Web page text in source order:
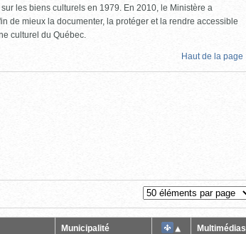
les biens culturels en 1979. En 2010, le Ministère a
de mieux la documenter, la protéger et la rendre accessible
culturel du Québec.
Haut de la page
Municipalité Multimédias